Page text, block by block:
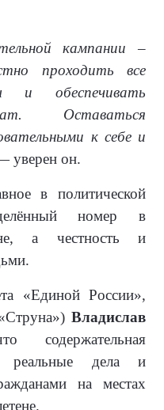
кампании –
проходить все
и обеспечивать
Оставаться
к себе и
уверен он.
в политической
номер в
а честность и
«Единой России»,
Владислав
содержательная
реальные дела и
на местах